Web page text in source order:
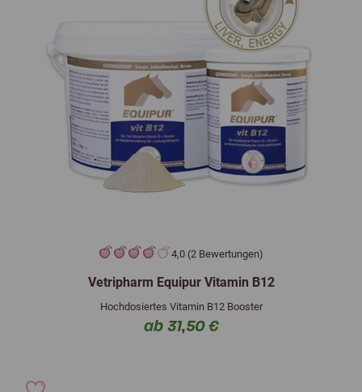
4,0 (2 Bewertungen)
Vetripharm Equipur Vitamin B12
Hochdosiertes Vitamin B12 Booster
ab 31,50 €